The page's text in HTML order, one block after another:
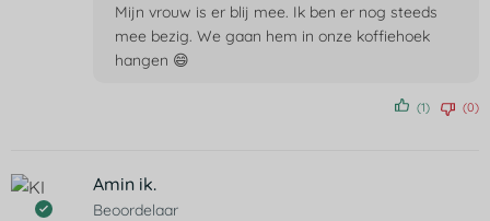
Mijn vrouw is er blij mee. Ik ben er nog steeds
mee bezig. We gaan hem in onze koffiehoek
hangen 😄
(1) (0)
Amin ik.
Beoordelaar